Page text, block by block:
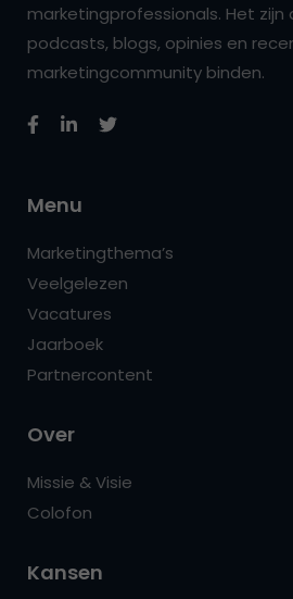
marketingprofessionals. Het zijn
podcasts, blogs, opinies en
marketingcommunity binden.
Menu
Marketingthema’s
Veelgelezen
Vacatures
Jaarboek
Partnercontent
Over
Missie & Visie
Colofon
Kansen